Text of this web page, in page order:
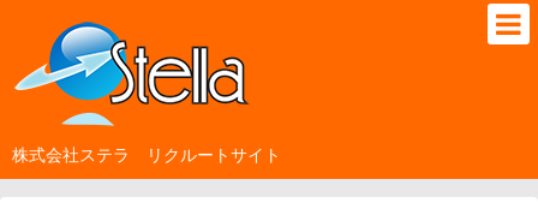
株式会社ステラ リクルートサイト